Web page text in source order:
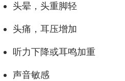
头晕 ， 头重脚轻
头痛，耳压增加
听力下降或耳鸣加重
声音敏感